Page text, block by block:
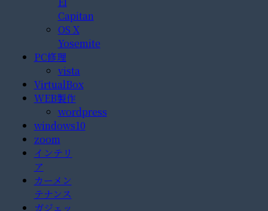
Capitan
OS X
Yosemite
PC修理
vista
VirtualBox
WEB製作
wordpress
windows10
zoom
インテリ
ア
カーメン
テナンス
ガジェッ